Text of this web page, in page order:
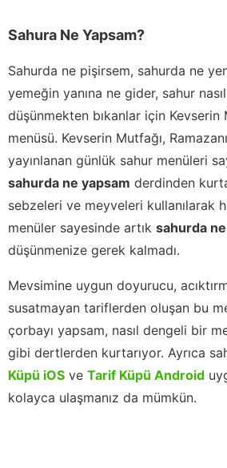
Sahura Ne Yapsam?
Sahurda ne pişirsem, sahurda ne
yemeğin yanına ne gider, sahur
düşünmekten bıkanlar için Kevserin
menüsü. Kevserin Mutfağı,
yayınlanan günlük sahur menüleri
sahurda ne yapsam derdinden
sebzeleri ve meyveleri kullanılarak
menüler sayesinde artık sahurda
düşünmenize gerek kalmadı.
Mevsimine uygun doyurucu,
susatmayan tariflerden oluşan bu
çorbayı yapsam, nasıl dengeli bir
gibi dertlerden kurtarıyor. Ayrıca
Küpü iOS ve Tarif Küpü Android
kolayca ulaşmanız da mümkün.